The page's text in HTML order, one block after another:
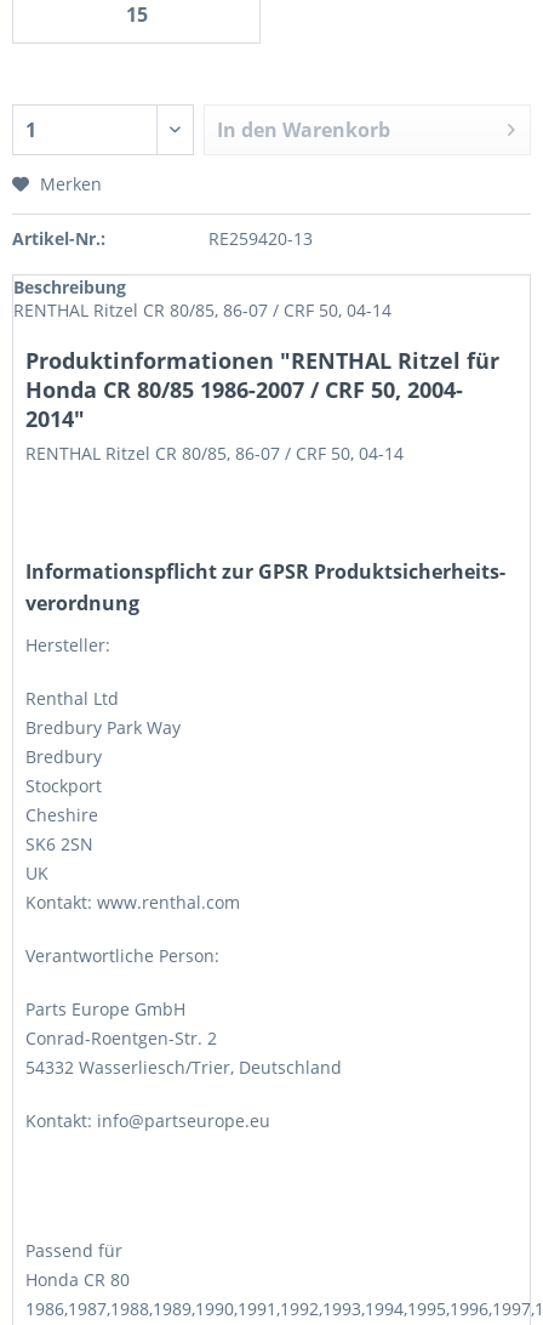
15
In den Warenkorb
Merken
Artikel-Nr.: RE259420-13
Beschreibung
RENTHAL Ritzel CR 80/85, 86-07 / CRF 50, 04-14
Produktinformationen "RENTHAL Ritzel für
Honda CR 80/85 1986-2007 / CRF 50, 2004-
2014"
RENTHAL Ritzel CR 80/85, 86-07 / CRF 50, 04-14
Informations­pflicht zur GPSR Produktsicherheits­
verordnung
Hersteller:
Renthal Ltd
Bredbury Park Way
Bredbury
Stockport
Cheshire
SK6 2SN
UK
Kontakt: www.renthal.com
Verantwortliche Person:
Parts Europe GmbH
Conrad-Roentgen-Str. 2
54332 Wasserliesch/Trier, Deutschland
Kontakt: info@partseurope.eu
Passend für
Honda CR 80